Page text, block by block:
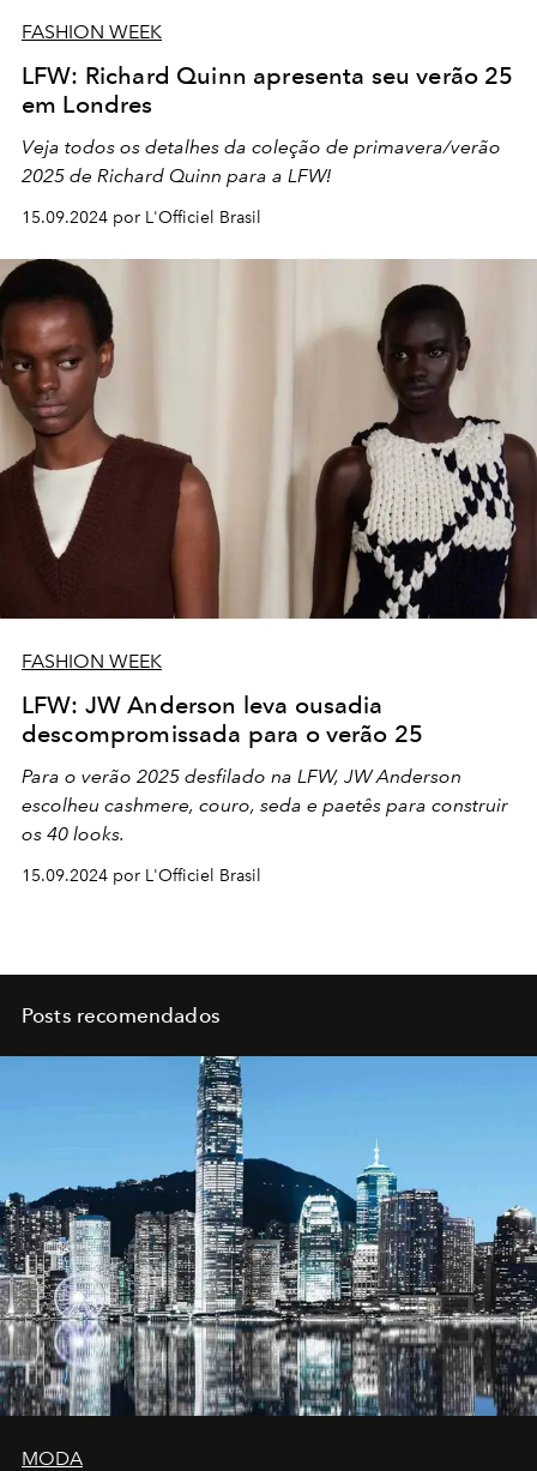
FASHION WEEK
LFW: Richard Quinn apresenta seu verão 25
em Londres
Veja todos os detalhes da coleção de primavera/verão
2025 de Richard Quinn para a LFW!
15.09.2024 por L'Officiel Brasil
FASHION WEEK
LFW: JW Anderson leva ousadia
descompromissada para o verão 25
Para o verão 2025 desfilado na LFW, JW Anderson
escolheu cashmere, couro, seda e paetês para construir
os 40 looks.
15.09.2024 por L'Officiel Brasil
Posts recomendados
MODA